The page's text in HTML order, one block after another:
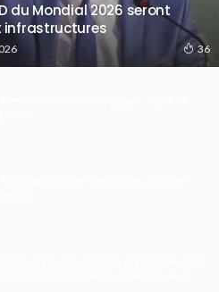
du Mondial 2026 seront
infrastructures
36